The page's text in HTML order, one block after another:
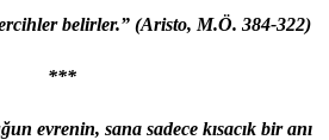
belirler.” (Aristo, M.Ö. 384-322)
***
evrenin, sana sadece kısacık bir anı